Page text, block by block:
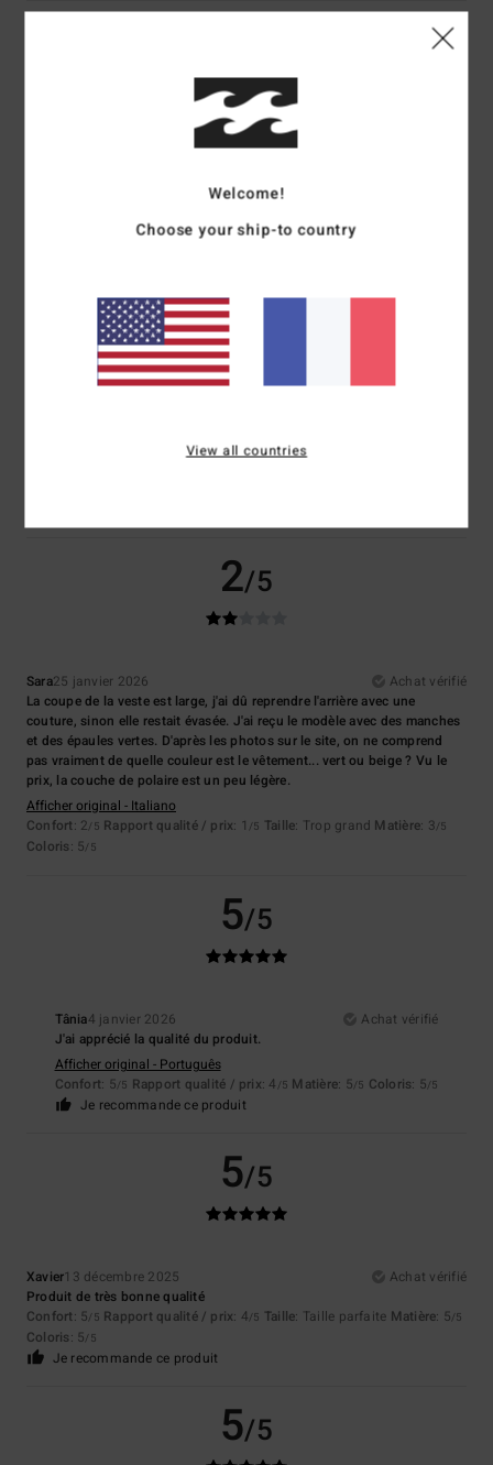
1
Parce que je ne suis pas satisfait . Mauvaise qualité
2/5
Sara25 janvier 2026
Achat vérifié
La coupe de la veste est large, j'ai dû reprendre l'arrière avec une
couture, sinon elle restait évasée. J'ai reçu le modèle avec des manches
et des épaules vertes. D'après les photos sur le site, on ne comprend
pas vraiment de quelle couleur est le vêtement... vert ou beige ? Vu le
prix, la couche de polaire est un peu légère.
Afficher original - Italiano
Confort: 2/5 Rapport qualité / prix: 1 /5 Taille: Trop grand Matière: 3/5
Coloris: 5/5
5/5
Tânia4 janvier 2026
Achat vérifié
J'ai apprécié la qualité du produit.
Afficher original - Português
Confort: 5/5 Rapport qualité / prix: 4 /5 Matière: 5/5 Coloris: 5/5
Je recommande ce produit
5/5
Xavier13 décembre 2025
Achat vérifié
Produit de très bonne qualité
Confort: 5/5 Rapport qualité / prix: 4/5 Taille: Taille parfaite Matière: 5/5
Coloris: 5/5
Je recommande ce produit
5/5
Welcome!
Choose your ship-to country
View all countries